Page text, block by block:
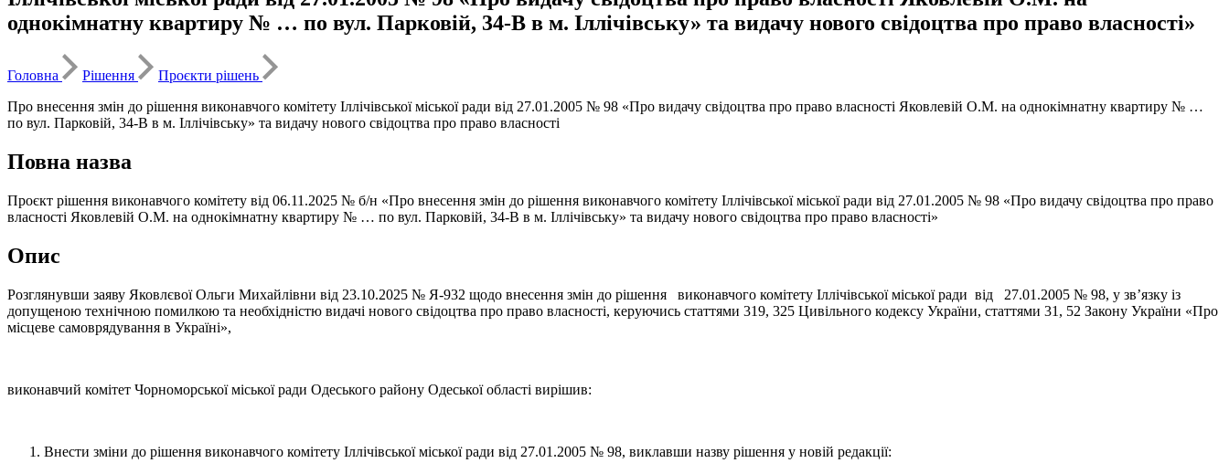
однокімнатну квартиру № … по вул. Парковій, 34-В в м. Іллічівську» та видачу нового свідоцтва про право власності»
Головна Рішення
Проєкти рішень
Про внесення змін до рішення виконавчого комітету Іллічівської міської ради від 27.01.2005 № 98 «Про видачу свідоцтва про право власності Яковлевій О.М. на однокімнатну квартиру № …
по вул. Парковій, 34-В в м. Іллічівську» та видачу нового свідоцтва про право власності
Повна назва
Проєкт рішення виконавчого комітету від 06.11.2025 № б/н «Про внесення змін до рішення виконавчого комітету Іллічівської міської ради від 27.01.2005 № 98 «Про видачу свідоцтва про право
власності Яковлевій О.М. на однокімнатну квартиру № … по вул. Парковій, 34-В в м. Іллічівську» та видачу нового свідоцтва про право власності»
Опис
Розглянувши заяву Яковлєвої Ольги Михайлівни від 23.10.2025 № Я-932 щодо внесення змін до рішення виконавчого комітету Іллічівської міської ради від 27.01.2005 № 98, у зв’язку із
допущеною технічною помилкою та необхідністю видачі нового свідоцтва про право власності, керуючись статтями 319, 325 Цивільного кодексу України, статтями 31, 52 Закону України «Про
місцеве самоврядування в Україні»,
виконавчий комітет Чорноморської міської ради Одеського району Одеської області вирішив:
Внести зміни до рішення виконавчого комітету Іллічівської міської ради від 27.01.2005 № 98, виклавши назву рішення у новій редакції: